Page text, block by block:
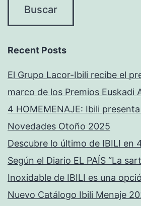
Recent Posts
El Grupo Lacor-Ibili recibe el
marco de los Premios Euskadi
4 HOMEMENAJE: Ibili
Novedades Otoño 2025
Descubre lo último de IBILI en
Según el Diario EL PAÍS “La
Inoxidable de IBILI es una
Nuevo Catálogo Ibili Menaje